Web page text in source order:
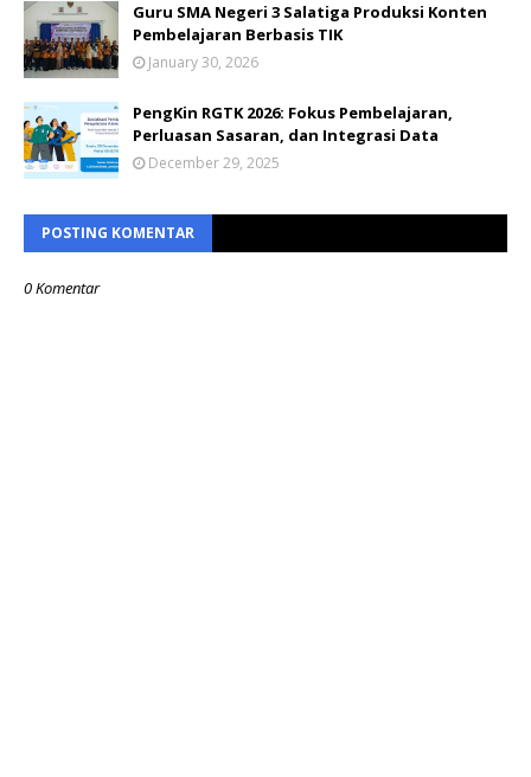
Guru SMA Negeri 3 Salatiga Produksi Konten
Pembelajaran Berbasis TIK
January 30, 2026
PengKin RGTK 2026: Fokus Pembelajaran,
Perluasan Sasaran, dan Integrasi Data
December 29, 2025
POSTING KOMENTAR
0 Komentar